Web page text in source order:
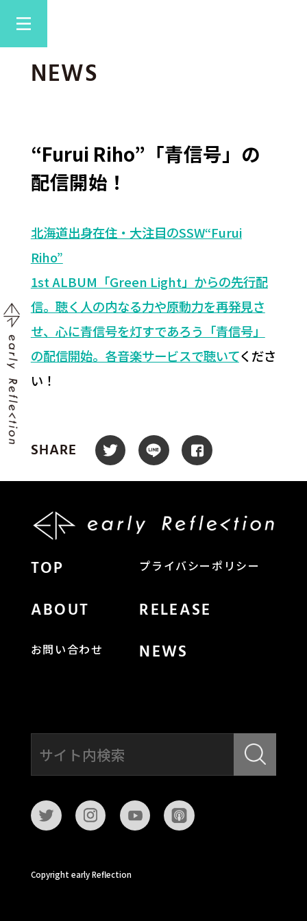
NEWS
“Furui Riho”「青信号」の
配信開始！
北海道出身在住・大注目のSSW“Furui
Riho”
1st ALBUM「Green Light」からの先行配
信。聴く人の内なる力や原動力を再発見さ
せ、心に青信号を灯すであろう「青信号」
の配信開始。各音楽サービスで聴いてくださ
い！
SHARE
TOP プライバシーポリシー
ABOUT RELEASE
お問い合わせ NEWS
Copyright early Reflection